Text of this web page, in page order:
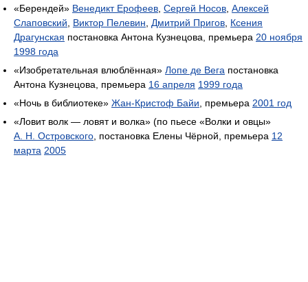
«Берендей» Венедикт Ерофеев Сергей Носов Алексей
Слаповский
Виктор Пелевин Дмитрий Пригов Ксения
Драгунская постановка Антона Кузнецова, премьера 20 ноября
1998 года
«Изобретательная влюблённая» Лопе де Вега постановка
Антона Кузнецова, премьера 16 апреля 1999 года
«Ночь в библиотеке» Жан-Кристоф Байи , премьера 2001 год
«Ловит волк — ловят и волка» (по пьесе «Волки и овцы»
А. Н. Островского , постановка Елены Чёрной, премьера 12
марта 2005